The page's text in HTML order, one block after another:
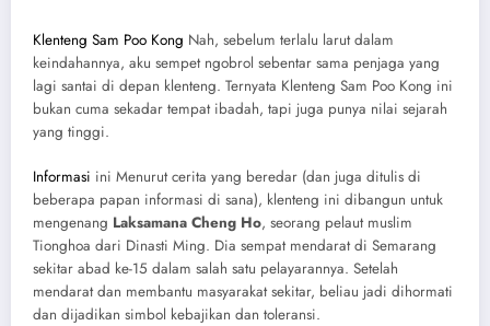
Klenteng Sam Poo Kong Nah, sebelum terlalu larut dalam
keindahannya, aku sempet ngobrol sebentar sama penjaga yang
lagi santai di depan klenteng. Ternyata Klenteng Sam Poo Kong ini
bukan cuma sekadar tempat ibadah, tapi juga punya nilai sejarah
yang tinggi.
Informasi ini Menurut cerita yang beredar (dan juga ditulis di
beberapa papan informasi di sana), klenteng ini dibangun untuk
mengenang Laksamana Cheng Ho, seorang pelaut muslim
Tionghoa dari Dinasti Ming. Dia sempat mendarat di Semarang
sekitar abad ke-15 dalam salah satu pelayarannya. Setelah
mendarat dan membantu masyarakat sekitar, beliau jadi dihormati
dan dijadikan simbol kebajikan dan toleransi.